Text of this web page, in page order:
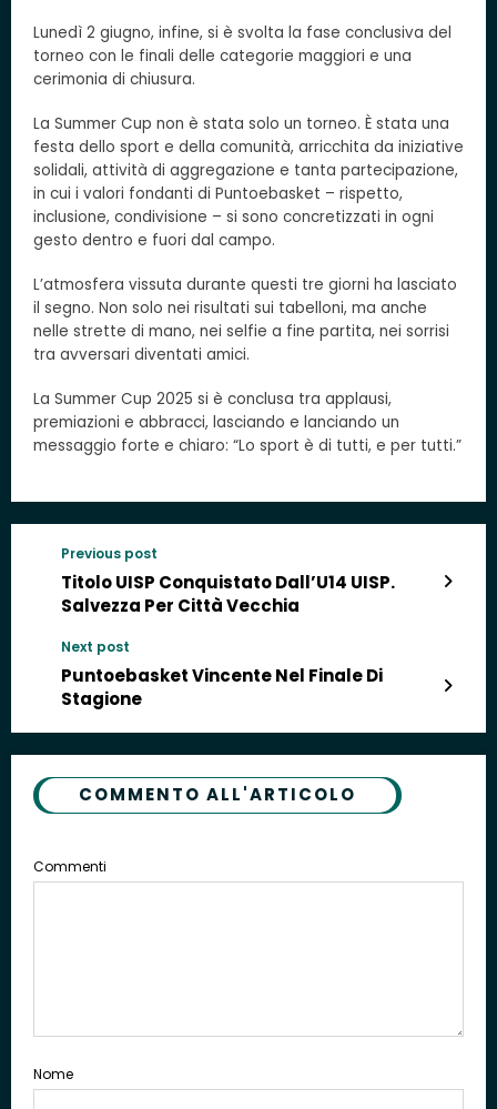
Lunedì 2 giugno, infine, si è svolta la fase conclusiva del
torneo con le finali delle categorie maggiori e una
cerimonia di chiusura.
La Summer Cup non è stata solo un torneo. È stata una
festa dello sport e della comunità, arricchita da iniziative
solidali, attività di aggregazione e tanta partecipazione,
in cui i valori fondanti di Puntoebasket – rispetto,
inclusione, condivisione – si sono concretizzati in ogni
gesto dentro e fuori dal campo.
L’atmosfera vissuta durante questi tre giorni ha lasciato
il segno. Non solo nei risultati sui tabelloni, ma anche
nelle strette di mano, nei selfie a fine partita, nei sorrisi
tra avversari diventati amici.
La Summer Cup 2025 si è conclusa tra applausi,
premiazioni e abbracci, lasciando e lanciando un
messaggio forte e chiaro: “Lo sport è di tutti, e per tutti.”
Previous post
Titolo UISP Conquistato Dall’U14 UISP.
Salvezza Per Città Vecchia
Next post
Puntoebasket Vincente Nel Finale Di
Stagione
COMMENTO ALL'ARTICOLO
Commenti
Nome